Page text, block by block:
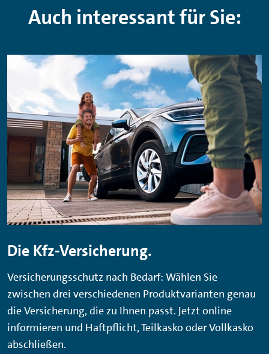
Auch interessant für Sie:
Die Kfz-Versicherung.
Versicherungsschutz nach Bedarf: Wählen Sie
zwischen drei verschiedenen Produktvarianten genau
die Versicherung, die zu Ihnen passt. Jetzt online
informieren und Haftpflicht, Teilkasko oder Vollkasko
abschließen.